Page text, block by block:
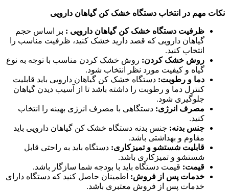
نکات مهم در انتخاب دستگاه خشک کن گیاهان دارویی
ظرفیت دستگاه خشک کن گیاهان دارویی : بر اساس حجم
گیاهان دارویی که قصد دارید خشک کنید، ظرفیت مناسب را
انتخاب کنید.
روش خشک کردن: روش خشک کردن مناسب با توجه به نوع
گیاه و کیفیت مورد نظر انتخاب شود.
دما و رطوبت: دستگاه خشک کن گیاهان دارویی باید قابلیت
کنترل دما و رطوبت را داشته باشد تا از آسیب دیدن گیاهان
جلوگیری شود.
مصرف انرژی: دستگاهی با مصرف انرژی بهینه را انتخاب
کنید.
جنس بدنه: جنس بدنه دستگاه خشک کن گیاهان دارویی باید
مقاوم و بهداشتی باشد.
قابلیت شستشو و تمیزکاری: دستگاه باید به راحتی قابل
شستشو و تمیزکاری باشد.
قیمت: قیمت دستگاه باید با بودجه شما سازگار باشد.
خدمات پس از فروش: اطمینان حاصل کنید که دستگاه دارای
خدمات پس از فروش معتبری باشد.